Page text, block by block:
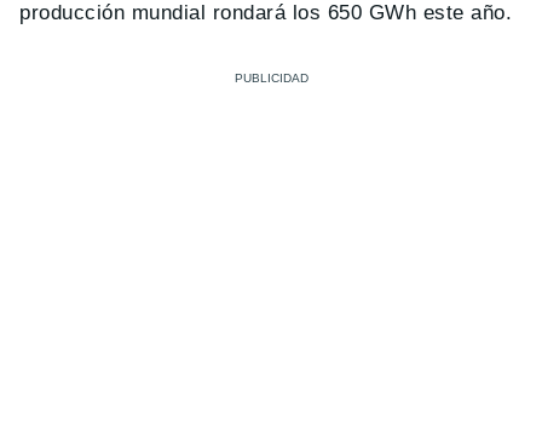
producción mundial rondará los 650 GWh este año.